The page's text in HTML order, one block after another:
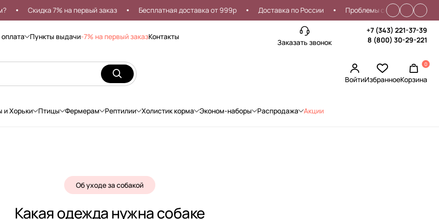
Скидка 7% на первый заказ Бесплатная доставка от 999р Доставка по России Проблемы со входом?
Пункты выдачи-7% на первый заказКонтакты
Заказать звонок
+7 (343) 221-37-39
8 (800) 30-29-221
ВойтиИзбранное
0
Корзина
и Хорьки Птицы Фермерам Рептилии Холистик корма Эконом-наборы Распродажа Акции
Об уходе за собакой
Какая одежда нужна собаке